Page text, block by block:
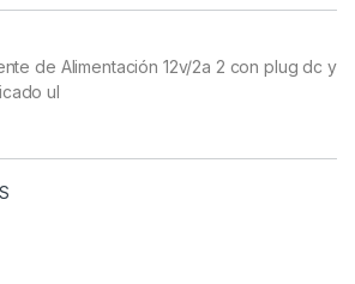
de Alimentación 12v/2a 2 con plug dc y
ul